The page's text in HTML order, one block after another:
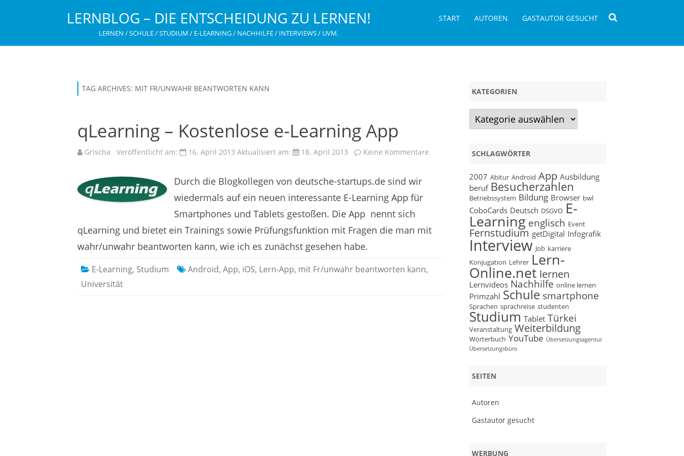
LERNBLOG – DIE ENTSCHEIDUNG ZU LERNEN!
LERNEN / SCHULE / STUDIUM / E-LEARNING / NACHHILFE / INTERVIEWS / UVM.
START AUTOREN GASTAUTOR GESUCHT
TAG ARCHIVES: MIT FR/UNWAHR BEANTWORTEN KANN
qLearning – Kostenlose e-Learning App
Grischa Veröffentlicht am: 16. April 2013 Aktualisiert am: 18. April 2013 Keine Kommentare
Durch die Blogkollegen von deutsche-startups.de sind wir
wiedermals auf ein neuen interessante E-Learning App für
Smartphones und Tablets gestoßen. Die App nennt sich
qLearning und bietet ein Trainings sowie Prüfungsfunktion mit Fragen die man mit
wahr/unwahr beantworten kann, wie ich es zunächst gesehen habe.
E-Learning, Studium Android, App, iOS, Lern-App, mit Fr/unwahr beantworten kann,
Universität
KATEGORIEN
Kategorien
SCHLAGWÖRTER
2007 Abitur Android App Ausbildung
beruf Besucherzahlen
Betriebssystem Bildung Browser bwl
CoboCards Deutsch DSGVO E-
Learning englisch Event
Fernstudium getDigital Infografik
Interview Job karriere
Konjugation Lehrer Lern-
Online.net lernen
Lernvideos Nachhilfe online lernen
Primzahl Schule smartphone
Sprachen sprachreise studenten
Studium Tablet Türkei
Veranstaltung Weiterbildung
Wörterbuch YouTube Übersetzungsagentur
Übersetzungsbüro
SEITEN
Autoren
Gastautor gesucht
WERBUNG